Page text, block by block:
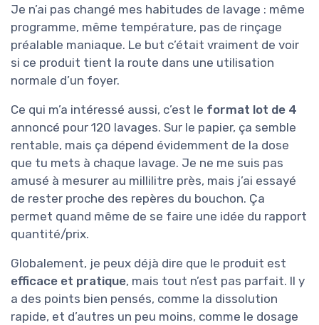
Je n’ai pas changé mes habitudes de lavage : même
programme, même température, pas de rinçage
préalable maniaque. Le but c’était vraiment de voir
si ce produit tient la route dans une utilisation
normale d’un foyer.
Ce qui m’a intéressé aussi, c’est le format lot de 4
annoncé pour 120 lavages. Sur le papier, ça semble
rentable, mais ça dépend évidemment de la dose
que tu mets à chaque lavage. Je ne me suis pas
amusé à mesurer au millilitre près, mais j’ai essayé
de rester proche des repères du bouchon. Ça
permet quand même de se faire une idée du rapport
quantité/prix.
Globalement, je peux déjà dire que le produit est
efficace et pratique, mais tout n’est pas parfait. Il y
a des points bien pensés, comme la dissolution
rapide, et d’autres un peu moins, comme le dosage